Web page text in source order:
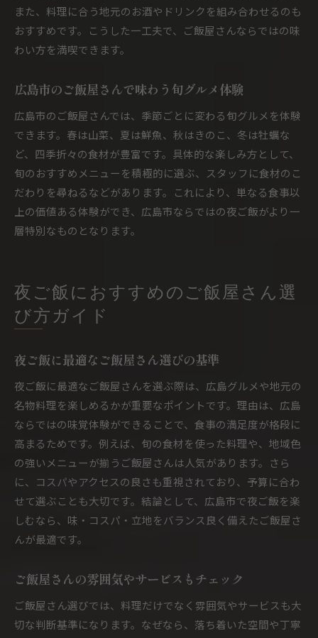
また、料理に合う地元のお酒やドリンクを組み合わせるのも
おすすめです。こうした一工夫で、ご飯屋さんならではの味
わい方を満喫できます。
広島市のご飯屋さんで味わう旬グルメ体験
広島市のご飯屋さんでは、季節ごとに変わる旬グルメを体験
できます。春は山菜、夏は鮮魚、秋はきのこ、冬は牡蠣な
ど、四季折々の食材が豊富です。具体的な楽しみ方として、
旬のおすすめメニューを積極的に選ぶ、スタッフに食材のこ
だわりを尋ねるなどがあります。これにより、単なる食事以
上の価値ある体験ができ、広島市ならではの夜ご飯がより一
層特別なものとなります。
夜ご飯におすすめのご飯屋さん選
び方ガイド
夜ご飯に最適なご飯屋さん選びの基準
夜ご飯に最適なご飯屋さんを選ぶ際は、広島グルメや地元の
名物料理を楽しめるかが重要なポイントです。理由は、広島
ならではの味覚体験ができることで、食事の満足度が格段に
高まるためです。例えば、旬の食材を使った料理や、地域色
の強いメニューが揃うご飯屋さんは人気があります。さら
に、コスパやアクセスの良さも重視されており、予算に合わ
せて選ぶことも大切です。結論として、広島市で夜ご飯を楽
しむなら、味・コスパ・立地をバランス良く備えたご飯屋さ
んが最適です。
ご飯屋さんの雰囲気やサービスもチェック
ご飯屋さん選びでは、料理だけでなく雰囲気やサービスも大
切な判断基準になります。なぜなら、落ち着いた空間や丁寧